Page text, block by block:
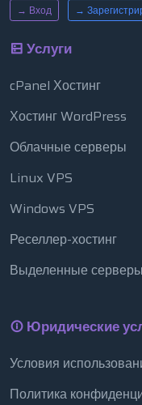
→ Вход →
Услуги
cPanel Хостинг
Хостинг WordPress
Облачные серверы
Linux VPS
Windows VPS
Реселлер-хостинг
Выделенные серверы
Юридические
Условия
Политика